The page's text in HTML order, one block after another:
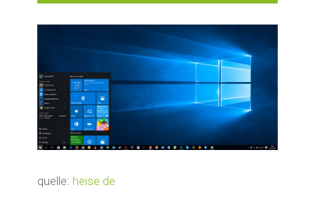
quelle: heise.de